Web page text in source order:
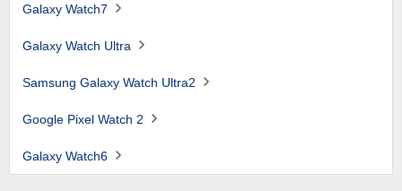
Galaxy Watch7
Galaxy Watch Ultra
Samsung Galaxy Watch Ultra2
Google Pixel Watch 2
Galaxy Watch6